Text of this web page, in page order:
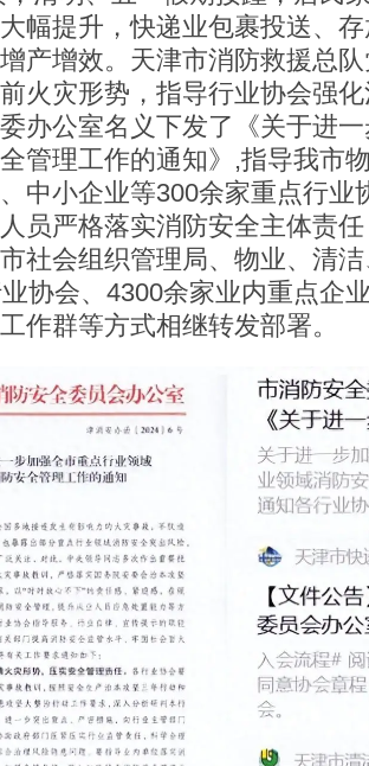
幅提升，快递业包裹投送、
产增效。天津市消防救援总
火灾形势，指导行业协会强
办公室名义下发了《关于进
管理工作的通知》,指导我市
中小企业等300余家重点行业
员严格落实消防安全主体责
社会组织管理局、物业、清
协会、4300余家业内重点企
作群等方式相继转发部署。